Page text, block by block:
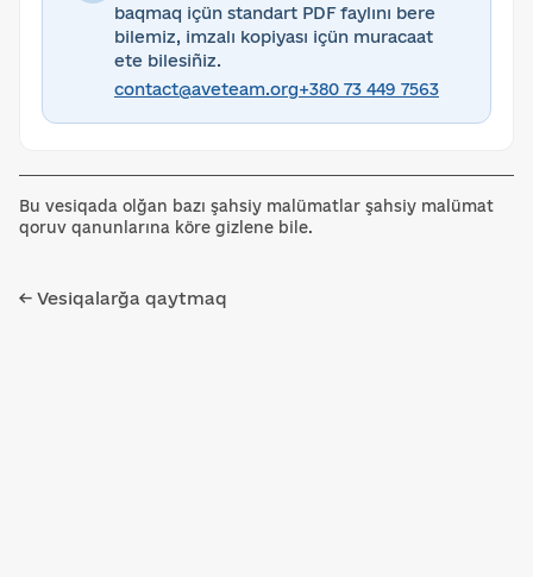
baqmaq içün standart PDF faylını bere
bilemiz, imzalı kopiyası içün muracaat
ete bilesiñiz.
contact@aveteam.org+380 73 449 7563
Bu vesiqada olğan bazı şahsiy malümatlar şahsiy malümat
qoruv qanunlarına köre gizlene bile.
← Vesiqalarğa qaytmaq